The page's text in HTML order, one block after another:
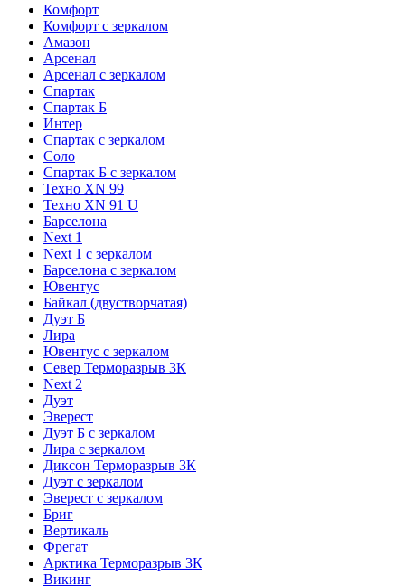
Комфорт
Комфорт с зеркалом
Амазон
Арсенал
Арсенал с зеркалом
Спартак
Спартак Б
Интер
Спартак с зеркалом
Соло
Спартак Б с зеркалом
Техно XN 99
Техно XN 91 U
Барселона
Next 1
Next 1 с зеркалом
Барселона с зеркалом
Ювентус
Байкал (двустворчатая)
Дуэт Б
Лира
Ювентус с зеркалом
Север Терморазрыв 3К
Next 2
Дуэт
Эверест
Дуэт Б с зеркалом
Лира с зеркалом
Диксон Терморазрыв 3К
Дуэт с зеркалом
Эверест с зеркалом
Бриг
Вертикаль
Фрегат
Арктика Терморазрыв 3К
Викинг